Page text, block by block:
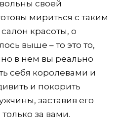
своей
мириться с таким
красоты, о
выше – то это то,
в нем вы реально
себя королевами и
и покорить
заставив его
за вами.